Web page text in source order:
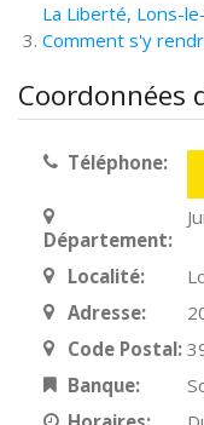
La Liberté, Lons-
Comment s'y
Coordonnées
Téléphone:
Département:
Localité:
Adresse:
Code Postal:
Banque: